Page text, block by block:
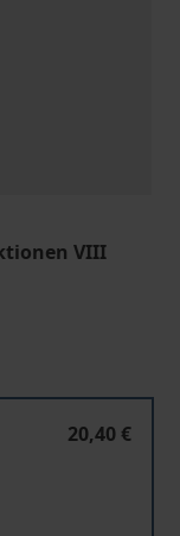
VIII
20,40 €